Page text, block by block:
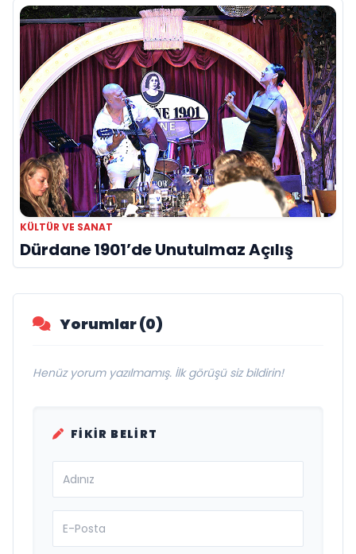
KÜLTÜR VE SANAT
Dürdane 1901’de Unutulmaz Açılış
Yorumlar (0)
Henüz yorum yazılmamış. İlk görüşü siz bildirin!
FIKIR BELIRT